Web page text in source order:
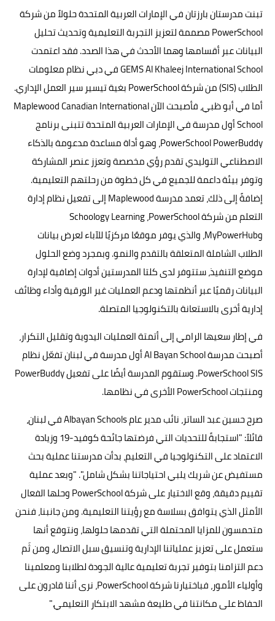
تبنت مدرستان بارزتان في الإمارات العربية المتحدة حلولاً من شركة
PowerSchool مصممة لتعزيز التجربة التعليمية وتحديث تحليل
البيانات عبر أقسامها وهما الأحدث في هذا الصدد. فقد اعتمدت
GEMS Al Khaleej International School في دبي نظام معلومات
الطلاب (SIS) من شركة PowerSchool بغية تيسير سير العمل الإداري.
أما في أبو ظبي، فأصبحت الآن Maplewood Canadian International
School أول مدرسة في الإمارات العربية المتحدة تتبنى برنامج
PowerSchool PowerBuddy، وهو أداة مساعدة مدعومة بالذكاء
الاصطناعي التوليدي تقدم رؤي مخصصة وتعزز عنصر المشاركة
وتوفر بيئة داعمة للجميع في كل خطوة من رحلتهم التعليمية.
إضافةً إلى ذلك، تعمد مدرسة Maplewood إلى تفعيل نظام إدارة
التعلم من شركة PowerSchool،‏ Schoology Learning
وMyPowerHub، والذي يوفر موقعًا مركزيًا للآباء لعرض بيانات
الطلاب الشاملة المتعلقة بالتقدم والنمو. وبمجرد وضع الحلول
موضع التنفيذ، ستتوفر لدى كلتا المدرستين أدوات إضافية لإدارة
البيانات رقميًا عبر أنظمتها ودعم العمليات غير الورقية وأداء وظائف
إدارية أخرى بالاستعانة بالتكنولوجيا المتصلة.
في إطار سعيها الرامي إلى أتمتة العمليات اليدوية وتقليل التكرار،
أصبحت مدرسة Al Bayan School أول مدرسة في لبنان تفعّل نظام
PowerSchool SIS. وستقوم المدرسة أيضًا على تفعيل PowerBuddy
ومنتجات PowerSchool الأخرى في نظامها.
صرح حسين عبد الساتر، نائب مدير عام Albayan Schools في لبنان،
قائلاً: "استجابةً للتحديات التي فرضتها جائحة كوفيد-19 وزيادة
الاعتماد على التكنولوجيا في التعليم، بدأت مدرستنا عملية بحث
مستفيض عن شريك يلبي احتياجاتنا بشكل شامل". "وبعد عملية
تقييم دقيقة، وقع الاختيار على شركة PowerSchool وحلها الفعال
الأمثل الذي يتوافق بسلاسة مع رؤيتنا التعليمية. ومن جانبنا، فنحن
متحمسون للمزايا المحتملة التي تقدمها حلولها، ونتوقع أنها
ستعمل على تعزيز عملياتنا الإدارية وتنسيق سبل الاتصال، ومن ثَم
دعم التزامنا بتوفير تجربة تعليمية عالية الجودة لطلابنا ومعلمينا
وأولياء الأمور، فباختيارنا شركة PowerSchool، نرى أننا قادرون على
الحفاظ على مكانتنا في طليعة مشهد الابتكار التعليمي."